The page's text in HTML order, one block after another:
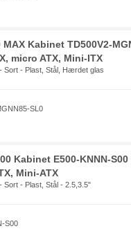
Kabinet TD500V2-
micro ATX, Mini-ITX
Sort - Plast, Stål, Hærdet glas
SL0
Kabinet E500-KNNN-S00
Mini-ATX
Sort - Plast, Stål - 2.5,3.5"
S00